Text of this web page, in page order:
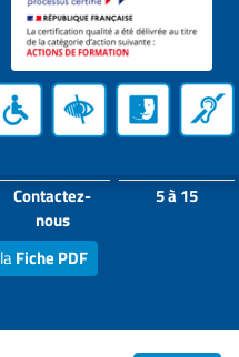
par
sur le
Pouvoir d’Agir
accompagnées
Contactez-
nous
5 à 15
Fiche PDF